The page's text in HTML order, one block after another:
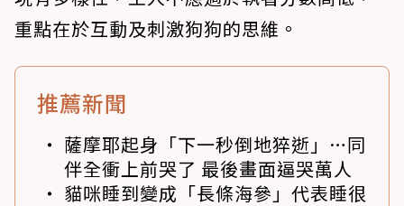
重點在於互動及刺激狗狗的思維。
推薦新聞
薩摩耶起身「下一秒倒地猝逝」…同
伴全衝上前哭了 最後畫面逼哭萬人
貓咪睡到變成「長條海參」代表睡很